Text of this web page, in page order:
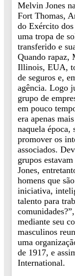
Melvin Jones
Fort Thomas,
do Exército
uma tropa de
transferido e
Quando rapaz,
Illinois, EUA,
de seguros e,
agência. Logo
grupo de
em pouco
era apenas
naquela época,
promover os
associados.
grupos
Jones,
homens que
iniciativa,
talento para
mediante seu
masculinos
uma
de 1917, e
International.